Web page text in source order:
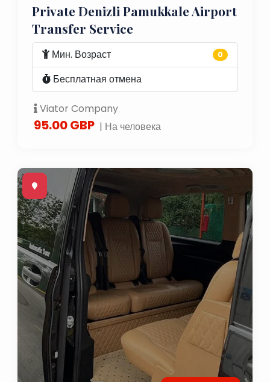
Private Denizli Pamukkale Airport
Transfer Service
Мин. Возраст 0
Бесплатная отмена
Viator Company
95.00 GBP | На человека